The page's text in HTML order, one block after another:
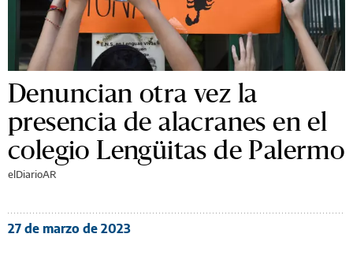
Denuncian otra vez la
presencia de alacranes en el
colegio Lengüitas de Palermo
elDiarioAR
27 de marzo de 2023